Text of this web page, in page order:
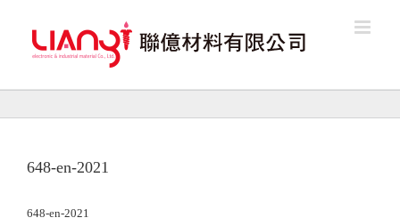
content
648-en-2021
648-en-2021